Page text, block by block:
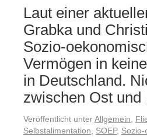
Laut einer
Grabka und
Sozio-
Vermögen in
in Deutschland.
zwischen Ost
Veröffentlicht unterAllgemein
Selbstalimentation
SOEP,